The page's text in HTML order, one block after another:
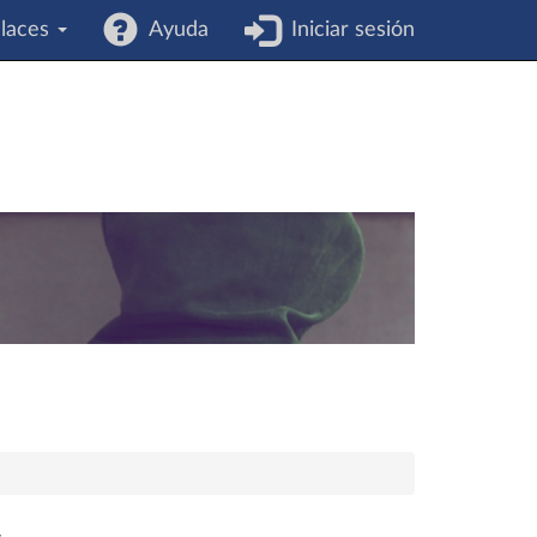
Ayuda Iniciar sesión